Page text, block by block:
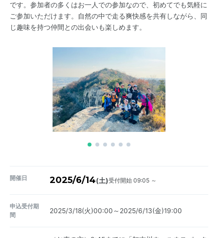
です。参加者の多くはお一人での参加なので、初めてでも気軽に
ご参加いただけます。自然の中で走る爽快感を共有しながら、同
じ趣味を持つ仲間との出会いも楽しめます。
開催日 2025/6/14(土)受付開始 09:05 ～
申込受付期
間
2025/3/18(火)00:00～2025/6/13(金)19:00